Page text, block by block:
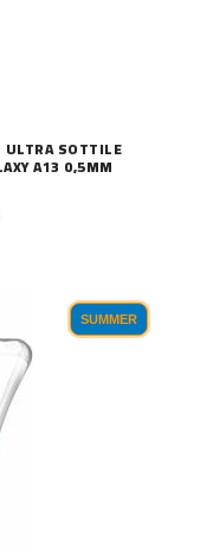
ULTRA SOTTILE
A13 0,5MM
SUMMER